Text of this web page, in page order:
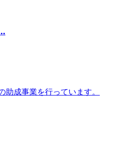
成事業を行っています。